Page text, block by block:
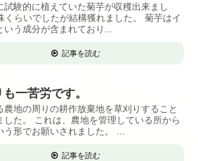
試験的に植えていた菊芋が収穫出来まし
くらいでしたが結構獲れました。 菊芋はイ
いう成分が含まれており...
記事を読む
一苦労です。
農地の周りの耕作放棄地を草刈りすること
した。 これは、農地を管理している所から
う形でお願いされました。 ...
記事を読む